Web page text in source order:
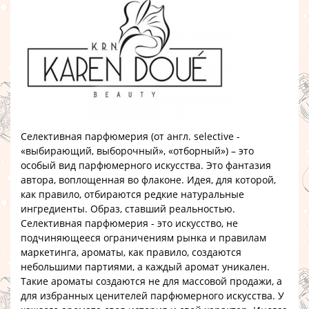
Селективная парфюмерия (от англ. selective -
«выбирающий, выборочный», «отборный») – это
особый вид парфюмерного искусства. Это фантазия
автора, воплощенная во флаконе. Идея, для которой,
как правило, отбираются редкие натуральные
ингредиенты. Образ, ставший реальностью.
Селективная парфюмерия - это искусство, не
подчиняющееся ограничениям рынка и правилам
маркетинга, ароматы, как правило, создаются
небольшими партиями, а каждый аромат уникален.
Такие ароматы создаются не для массовой продажи, а
для избранных ценителей парфюмерного искусства. У